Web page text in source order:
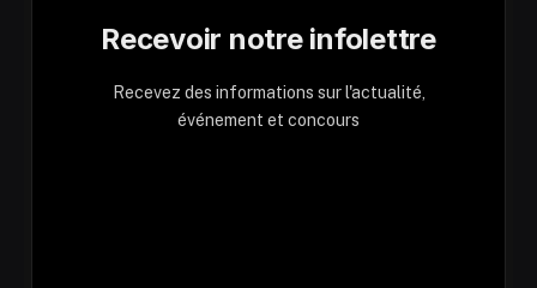
Recevoir notre infolettre
Recevez des informations sur l'actualité,
événement et concours